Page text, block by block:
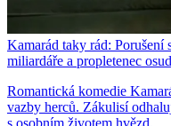
Kamarád taky rád: Porušení
miliardáře a propletenec
Romantická komedie
vazby herců. Zákulisí